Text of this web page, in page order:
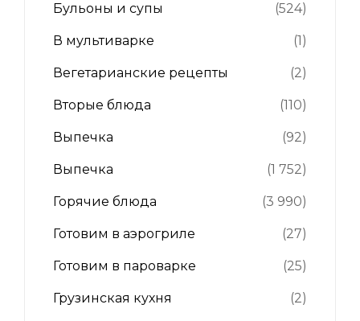
Бульоны и супы (524)
В мультиварке (1)
Вегетарианские рецепты (2)
Вторые блюда (110)
Выпечка (92)
Выпечка (1 752)
Горячие блюда (3 990)
Готовим в аэрогриле (27)
Готовим в пароварке (25)
Грузинская кухня (2)